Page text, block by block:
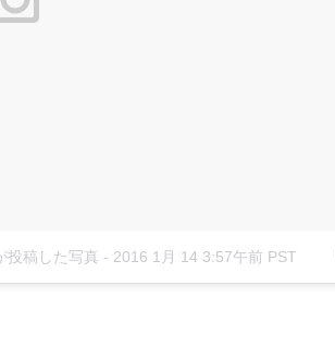
投稿した写真 - 2016 1月 14 3:57午前 PST